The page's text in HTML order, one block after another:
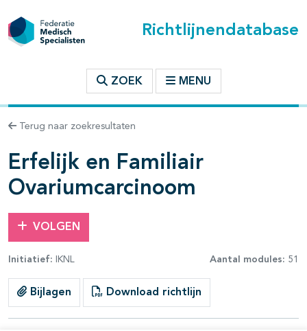
Richtlijnendatabase
ZOEK MENU
Terug naar zoekresultaten
Erfelijk en Familiair
Ovariumcarcinoom
VOLGEN
Initiatief: IKNL Aantal modules: 51
Bijlagen Download richtlijn
binnen deze richtlijn
open- en dichtklappen